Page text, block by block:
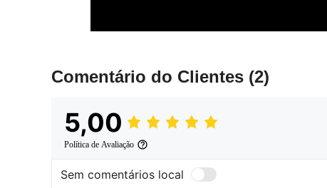
Comentário do Clientes (2)
5,00
Política de Avaliação
Sem comentários local